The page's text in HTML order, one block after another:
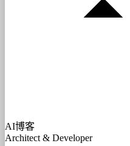
AI博客
Architect & Developer